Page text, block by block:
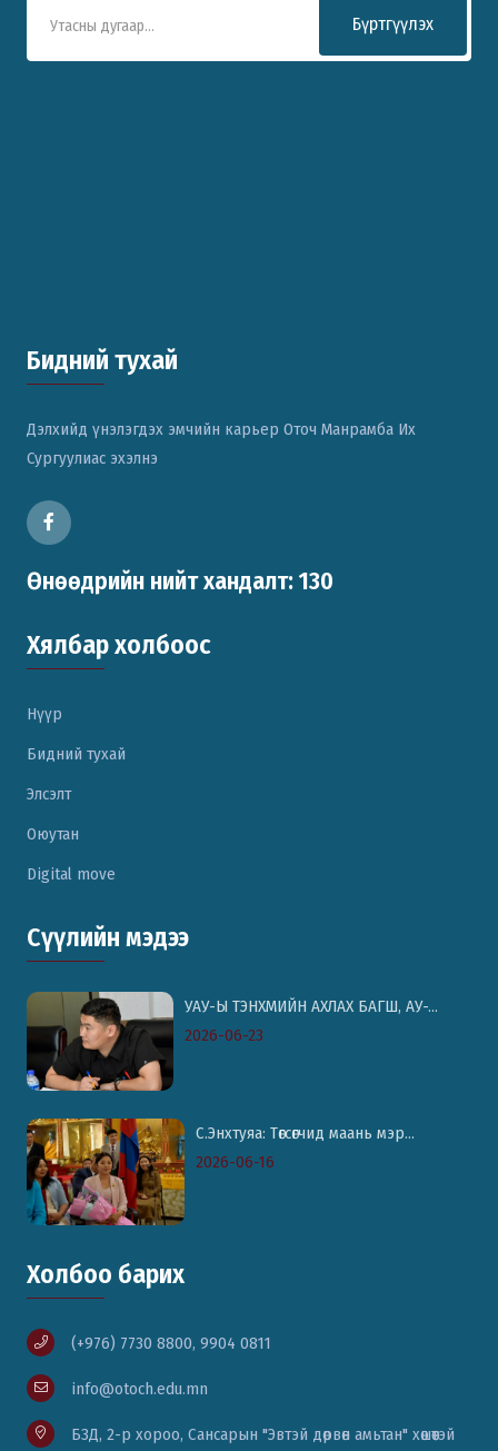
Бүртгүүлэх
Бидний тухай
Дэлхийд үнэлэгдэх эмчийн карьер Оточ Манрамба Их
Сургуулиас эхэлнэ
Өнөөдрийн нийт хандалт: 130
Хялбар холбоос
Нүүр
Бидний тухай
Элсэлт
Оюутан
Digital move
Сүүлийн мэдээ
УАУ-Ы ТЭНХМИЙН АХЛАХ БАГШ, АУ-...
2026-06-23
С.Энхтуяа: Төгсөгчид маань мэр...
2026-06-16
Холбоо барих
(+976) 7730 8800, 9904 0811
info@otoch.edu.mn
БЗД, 2-р хороо, Сансарын "Эвтэй дөрвөн амьтан" хөшөөтэй